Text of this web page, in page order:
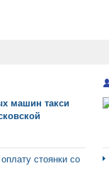
машин такси
стоянки со